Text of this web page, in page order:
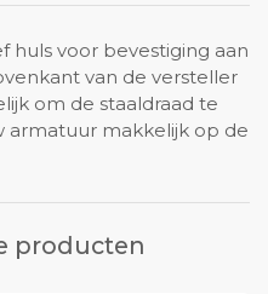
huls voor bevestiging aan
van de versteller
om de staaldraad te
armatuur makkelijk op de
producten